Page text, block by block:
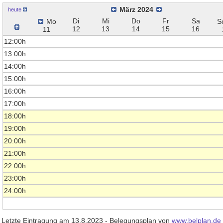
heute
März 2024
Mo
11
Di
12
Mi
13
Do
14
Fr
15
Sa
16
12:00h
13:00h
14:00h
15:00h
16:00h
17:00h
18:00h
19:00h
20:00h
21:00h
22:00h
23:00h
24:00h
Letzte Eintragung am 13.8.2023 - Belegungsplan von www.belplan.de